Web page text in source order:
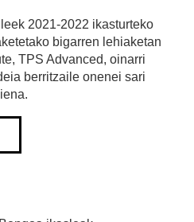
2021-2022 ikasturteko
bigarren lehiaketan
TPS Advanced, oinarri
berritzaile onenei sari